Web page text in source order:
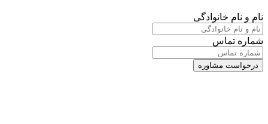
نام و نام خانوادگی
شماره تماس